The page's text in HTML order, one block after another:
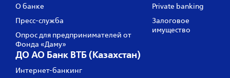
О банке
Пресс‑служба
Опрос для предпринимателей от
Фонда «Даму»
Private banking
Залоговое
имущество
ДО АО Банк ВТБ (Казахстан)
Интернет-банкинг